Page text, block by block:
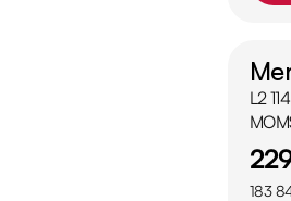
L2
183